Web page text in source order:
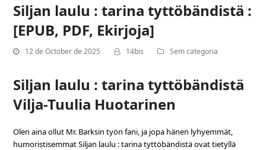
Siljan laulu : tarina tyttöbändistä :
[EPUB, PDF, Ekirjoja]
12 de October de 2025 14bis Sem categoria
Siljan laulu : tarina tyttöbändistä
Vilja-Tuulia Huotarinen
Olen aina ollut Mr. Barksin työn fani, ja jopa hänen lyhyemmät,
humoristisemmat Siljan laulu : tarina tyttöbändistä ovat tietyllä